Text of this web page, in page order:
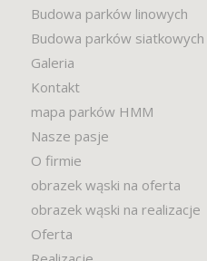
Budowa parków linowych
Budowa parków siatkowych
Galeria
Kontakt
mapa parków HMM
Nasze pasje
O firmie
obrazek wąski na oferta
obrazek wąski na realizacje
Oferta